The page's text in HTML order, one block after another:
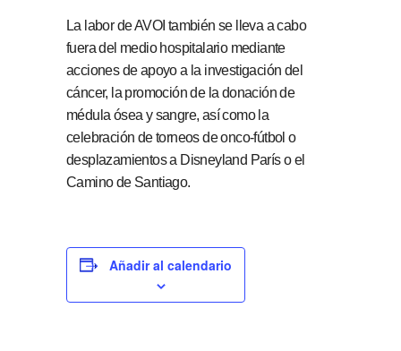
La labor de AVOI también se lleva a cabo
fuera del medio hospitalario mediante
acciones de apoyo a la investigación del
cáncer, la promoción de la donación de
médula ósea y sangre, así como la
celebración de torneos de onco-fútbol o
desplazamientos a Disneyland París o el
Camino de Santiago.
Añadir al calendario